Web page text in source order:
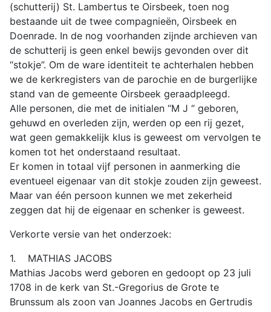
(schutterij) St. Lambertus te Oirsbeek, toen nog
bestaande uit de twee compagnieën, Oirsbeek en
Doenrade. In de nog voorhanden zijnde archieven van
de schutterij is geen enkel bewijs gevonden over dit
“stokje”. Om de ware identiteit te achterhalen hebben
we de kerkregisters van de parochie en de burgerlijke
stand van de gemeente Oirsbeek geraadpleegd.
Alle personen, die met de initialen “M J “ geboren,
gehuwd en overleden zijn, werden op een rij gezet,
wat geen gemakkelijk klus is geweest om vervolgen te
komen tot het onderstaand resultaat.
Er komen in totaal vijf personen in aanmerking die
eventueel eigenaar van dit stokje zouden zijn geweest.
Maar van één persoon kunnen we met zekerheid
zeggen dat hij de eigenaar en schenker is geweest.
Verkorte versie van het onderzoek:
1. MATHIAS JACOBS
Mathias Jacobs werd geboren en gedoopt op 23 juli
1708 in de kerk van St.-Gregorius de Grote te
Brunssum als zoon van Joannes Jacobs en Gertrudis